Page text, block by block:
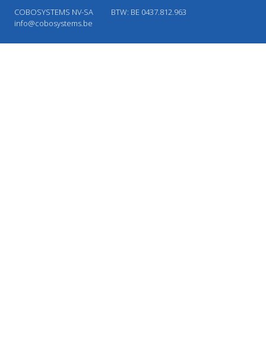
COBOSYSTEMS NV-SA
BTW: BE 0437.812.963
info@cobosystems.be